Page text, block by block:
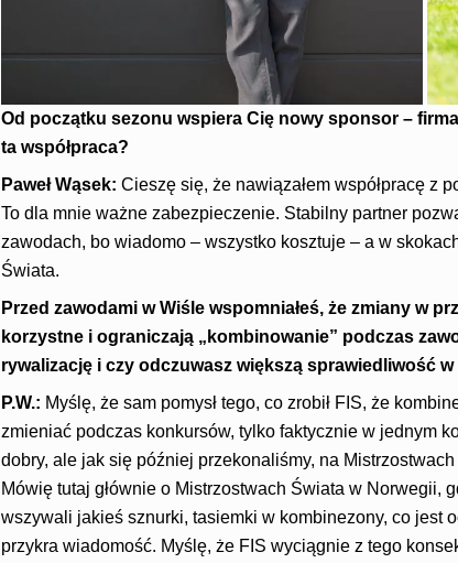
Od początku sezonu wspiera Cię nowy sponsor –
ta współpraca?
Paweł Wąsek: Cieszę się, że nawiązałem współpracę z
To dla mnie ważne zabezpieczenie. Stabilny partner
zawodach, bo wiadomo – wszystko kosztuje – a w
Świata.
Przed zawodami w Wiśle wspomniałeś, że zmiany w
korzystne i ograniczają „kombinowanie” podczas
rywalizację i czy odczuwasz większą sprawiedliwość
P.W.: Myślę, że sam pomysł tego, co zrobił FIS, że
zmieniać podczas konkursów, tylko faktycznie w jednym
dobry, ale jak się później przekonaliśmy, na
Mówię tutaj głównie o Mistrzostwach Świata w Norwegii,
wszywali jakieś sznurki, tasiemki w kombinezony, co jest
przykra wiadomość. Myślę, że FIS wyciągnie z tego